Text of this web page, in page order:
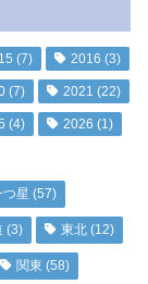
(7) 2016 (3)
(7) 2021 (22)
(4) 2026 (1)
星 (57)
(3) 東北 (12)
関東 (58)